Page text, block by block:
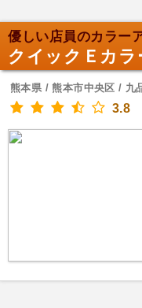
優しい店員のカラー
クイックＥカラ
熊本県 / 熊本市中央区 / 九
3.8